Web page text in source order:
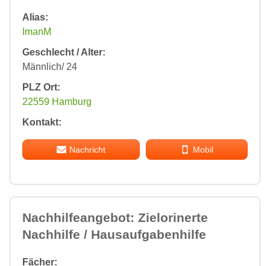
Alias:
ImanM
Geschlecht / Alter:
Männlich/ 24
PLZ Ort:
22559 Hamburg
Kontakt:
Nachricht Mobil
Nachhilfeangebot: Zielorinerte
Nachhilfe / Hausaufgabenhilfe
Fächer: